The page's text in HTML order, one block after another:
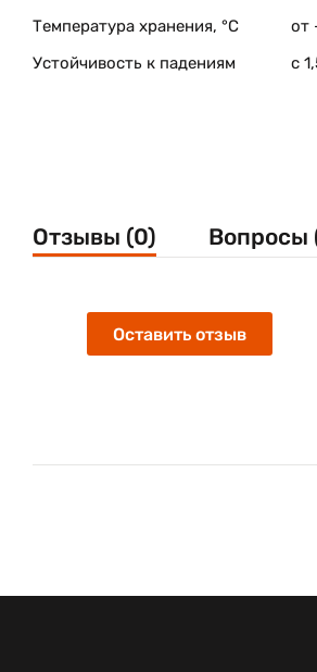
Температура хранения, °C
от
Устойчивость к падениям
с
Отзывы (0) Вопросы
Оставить отзыв